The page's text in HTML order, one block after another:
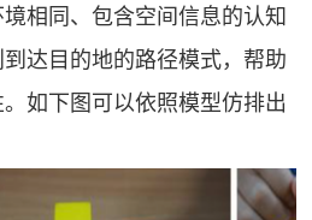
相同、包含空间信息的认知
达目的地的路径模式，帮助
如下图可以依照模型仿排出